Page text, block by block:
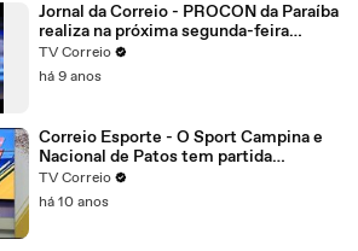
Jornal da Correio - PROCON da Paraíba
realiza na próxima segunda-feira
mutirão online para negociação de
dívidas
TV Correio
há 9 anos
Correio Esporte - O Sport Campina e
Nacional de Patos tem partida
importante.
TV Correio
há 10 anos